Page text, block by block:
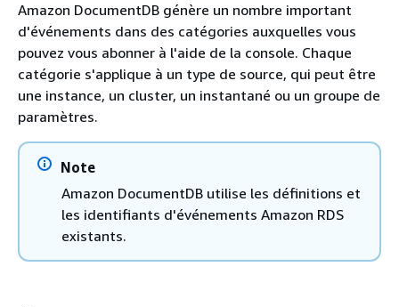
Amazon DocumentDB génère un nombre important
d'événements dans des catégories auxquelles vous
pouvez vous abonner à l'aide de la console. Chaque
catégorie s'applique à un type de source, qui peut être
une instance, un cluster, un instantané ou un groupe de
paramètres.
Note
Amazon DocumentDB utilise les définitions et
les identifiants d'événements Amazon RDS
existants.